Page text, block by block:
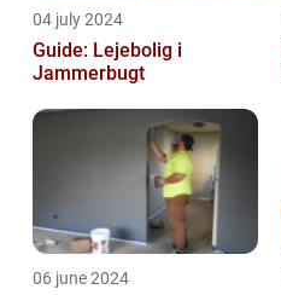
04 july 2024
Guide: Lejebolig i
Jammerbugt
06 june 2024